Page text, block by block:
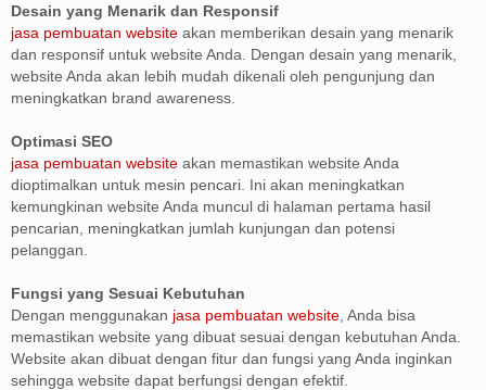
Desain yang Menarik dan Responsif
jasa pembuatan website akan memberikan desain yang menarik
dan responsif untuk website Anda. Dengan desain yang menarik,
website Anda akan lebih mudah dikenali oleh pengunjung dan
meningkatkan brand awareness.
Optimasi SEO
jasa pembuatan website akan memastikan website Anda
dioptimalkan untuk mesin pencari. Ini akan meningkatkan
kemungkinan website Anda muncul di halaman pertama hasil
pencarian, meningkatkan jumlah kunjungan dan potensi
pelanggan.
Fungsi yang Sesuai Kebutuhan
Dengan menggunakan jasa pembuatan website , Anda bisa
memastikan website yang dibuat sesuai dengan kebutuhan Anda.
Website akan dibuat dengan fitur dan fungsi yang Anda inginkan
sehingga website dapat berfungsi dengan efektif.